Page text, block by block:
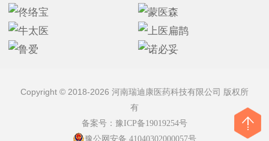
Copyright © 2018-2026 河南瑞迪康医药科技有限公司 版权所
有
备案号： 豫ICP备19019254号
豫公网安备 41040302000057号